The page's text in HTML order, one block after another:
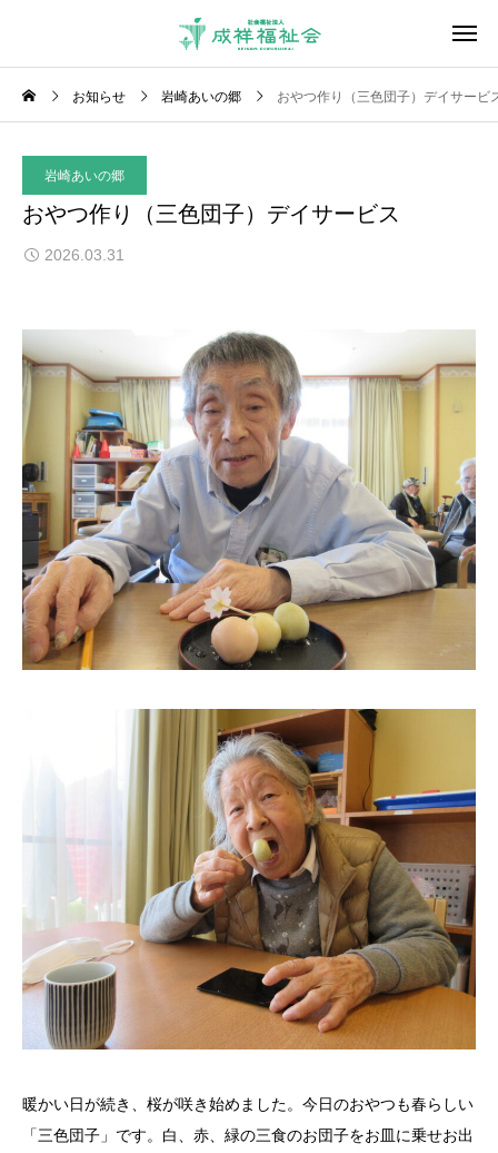
お知らせ 岩崎あいの郷 おやつ作り（三色団子）デイサービ
岩崎あいの郷
おやつ作り（三色団子）デイサービス
2026.03.31
暖かい日が続き、桜が咲き始めました。今日のおやつも春らしい
「三色団子」です。白、赤、緑の三食のお団子をお皿に乗せお出